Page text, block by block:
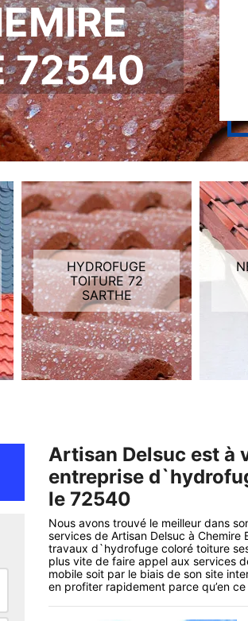
72540
HYDROFUGE
TOITURE 72
SARTHE
Artisan Delsuc est à
entreprise
le 72540
Nous avons trouvé le meilleur dans
services de Artisan Delsuc à Chemire
travaux d`hydrofuge coloré toiture
plus vite de faire appel aux services
mobile soit par le biais de son site
en profiter rapidement parce qu’en